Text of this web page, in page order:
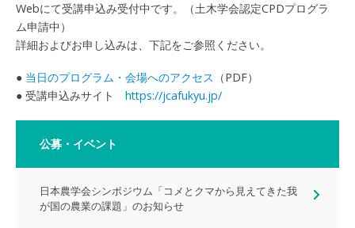
Webにて受講申込み受付中です。（土木学会認定CPDプログラ
ム申請中）
詳細およびお申し込みは、下記をご参照ください。
● 当日のプログラム・会場へのアクセス （PDF）
● 受講申込みサイト https://jcafukyu.jp/
公募・イベント
日本農学会シンポジウム「コメとクマから見えてきた我
が国の農業の課題」のお知らせ